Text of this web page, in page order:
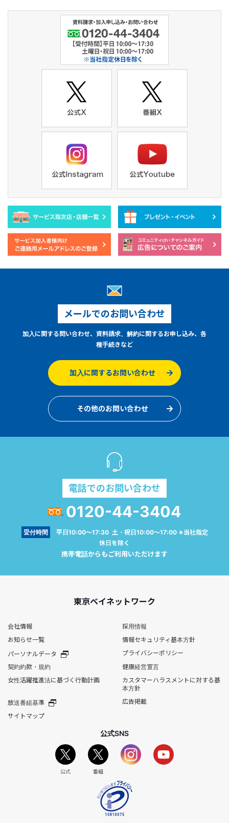
メールでのお問い合わせ
加入に関する問い合わせ、資料請求、解約に関するお申し込み、各
種手続きなど
加入に関するお問い合わせ
その他のお問い合わせ
電話でのお問い合わせ
0120-44-3404
受付時間
平日10:00～17:30 土・祝日10:00～17:00 ※当社指定
休日を除く
携帯電話からもご利用いただけます
東京ベイネットワーク
会社情報
採用情報
お知らせ一覧
情報セキュリティ基本方針
パーソナルデータ
プライバシーポリシー
契約約款・規約
健康経営宣言
女性活躍推進法に基づく行動計画
カスタマーハラスメントに対する基
本方針
放送番組基準
広告掲載
サイトマップ
公式SNS
公式 番組